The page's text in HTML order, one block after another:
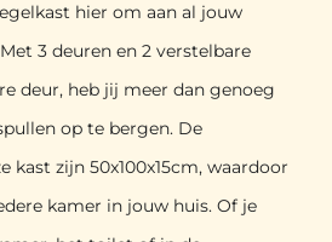
hier om aan al jouw
3 deuren en 2 verstelbare
deur, heb jij meer dan genoeg
op te bergen. De
kast zijn 50x100x15cm, waardoor
kamer in jouw huis. Of je